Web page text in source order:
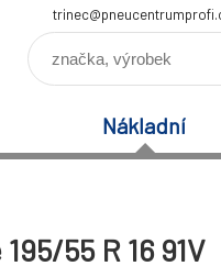
Nákladní
55 R 16 91V